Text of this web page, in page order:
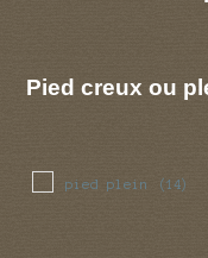
Pied creux ou
pied plein (14)